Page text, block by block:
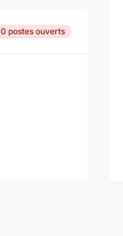
0 postes ouverts